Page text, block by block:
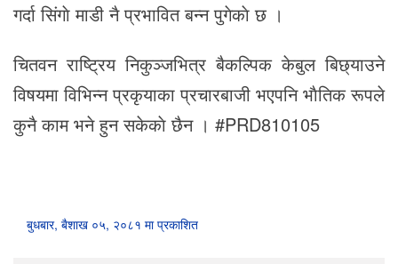
गर्दा सिंगाे माडी नै प्रभावित बन्न पुगेकाे छ ।
चितवन राष्ट्रिय निकुञ्जभित्र बैकल्पिक केबुल बिछ्याउने
विषयमा विभिन्न प्रकृयाका प्रचारबाजी भएपनि भाैतिक रूपले
कुनै काम भने हुन सकेकाे छैन । #PRD810105
बुधबार, बैशाख ०५, २०८१ मा प्रकाशित